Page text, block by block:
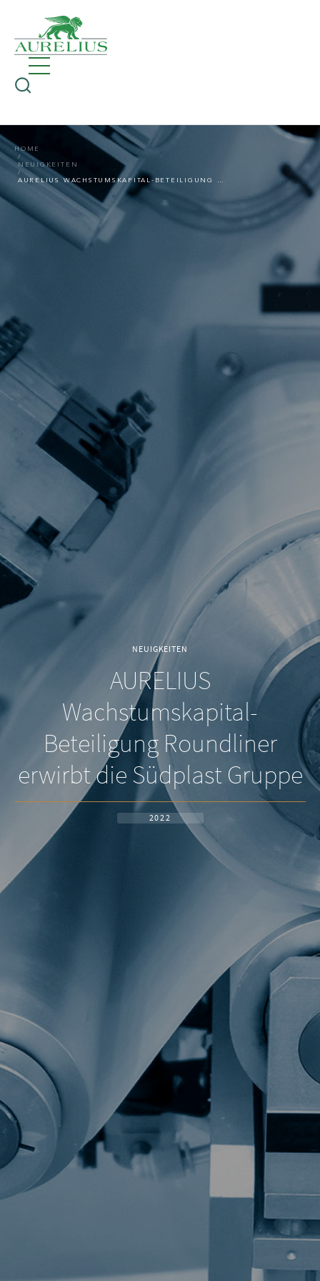
HOME
NEUIGKEITEN
AURELIUS WACHSTUMSKAPITAL-BETEILIGUNG ROUNDLINER ERWIRBT DIE SÜDPLAST GRUPPE
NEUIGKEITEN
AURELIUS
Wachstumskapital-
Beteiligung Roundliner
erwirbt die Südplast Gruppe
2022